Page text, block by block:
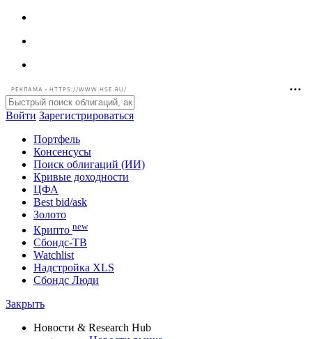
РЕКЛАМА • HTTPS://WWW.HSE.RU/
Войти Зарегистрироваться
Портфель
Консенсусы
Поиск облигаций (ИИ)
Кривые доходности
ЦФА
Best bid/ask
Золото
Крипто new
Watchlist
Сбондс Люди